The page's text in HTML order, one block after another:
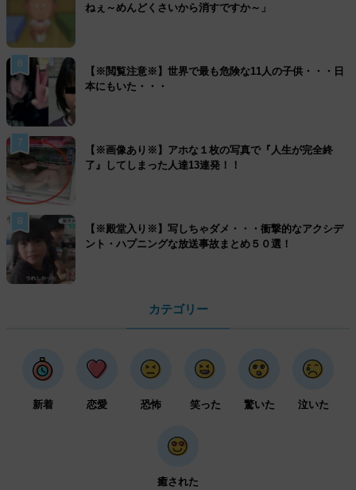
ねぇ～めんどくさいから消すですか～」
6
【※閲覧注意※】世界で最も危険な11人の子供・・・日
本にもいた・・・
7
【※画像あり※】アホな１枚の写真で『人生が完全終
了』してしまった人達13連発！！
8
【※殿堂入り※】写しちゃダメ・・・衝撃的なアクシデ
ント・ハプニングな放送事故まとめ５０選！
カテゴリー
新着 恋愛 恐怖 笑った 驚いた 泣いた
癒された